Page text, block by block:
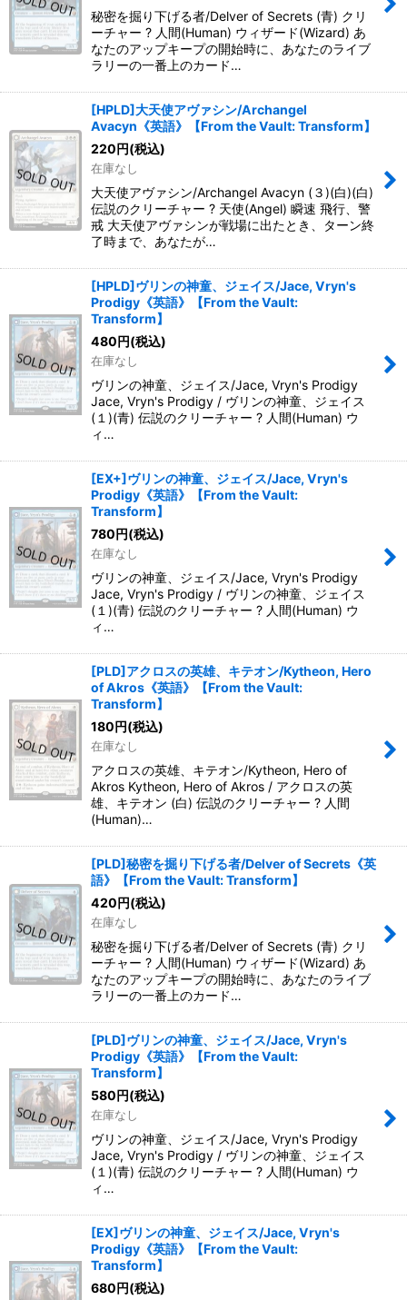
秘密を掘り下げる者/Delver of Secrets (青) クリ
ーチャー ? 人間(Human) ウィザード(Wizard) あ
なたのアップキープの開始時に、あなたのライブ
ラリーの一番上のカード…
[HPLD]大天使アヴァシン/Archangel
Avacyn《英語》【From the Vault: Transform】
220円(税込)
在庫なし
大天使アヴァシン/Archangel Avacyn (３)(白)(白)
伝説のクリーチャー ? 天使(Angel) 瞬速 飛行、警
戒 大天使アヴァシンが戦場に出たとき、ターン終
了時まで、あなたが…
[HPLD]ヴリンの神童、ジェイス/Jace, Vryn's
Prodigy《英語》【From the Vault:
Transform】
480円(税込)
在庫なし
ヴリンの神童、ジェイス/Jace, Vryn's Prodigy
Jace, Vryn's Prodigy / ヴリンの神童、ジェイス
(１)(青) 伝説のクリーチャー ? 人間(Human) ウ
ィ…
[EX+]ヴリンの神童、ジェイス/Jace, Vryn's
Prodigy《英語》【From the Vault:
Transform】
780円(税込)
在庫なし
ヴリンの神童、ジェイス/Jace, Vryn's Prodigy
Jace, Vryn's Prodigy / ヴリンの神童、ジェイス
(１)(青) 伝説のクリーチャー ? 人間(Human) ウ
ィ…
[PLD]アクロスの英雄、キテオン/Kytheon, Hero
of Akros《英語》【From the Vault:
Transform】
180円(税込)
在庫なし
アクロスの英雄、キテオン/Kytheon, Hero of
Akros Kytheon, Hero of Akros / アクロスの英
雄、キテオン (白) 伝説のクリーチャー ? 人間
(Human)…
[PLD]秘密を掘り下げる者/Delver of Secrets《英
語》【From the Vault: Transform】
420円(税込)
在庫なし
秘密を掘り下げる者/Delver of Secrets (青) クリ
ーチャー ? 人間(Human) ウィザード(Wizard) あ
なたのアップキープの開始時に、あなたのライブ
ラリーの一番上のカード…
[PLD]ヴリンの神童、ジェイス/Jace, Vryn's
Prodigy《英語》【From the Vault:
Transform】
580円(税込)
在庫なし
ヴリンの神童、ジェイス/Jace, Vryn's Prodigy
Jace, Vryn's Prodigy / ヴリンの神童、ジェイス
(１)(青) 伝説のクリーチャー ? 人間(Human) ウ
ィ…
[EX]ヴリンの神童、ジェイス/Jace, Vryn's
Prodigy《英語》【From the Vault:
Transform】
680円(税込)